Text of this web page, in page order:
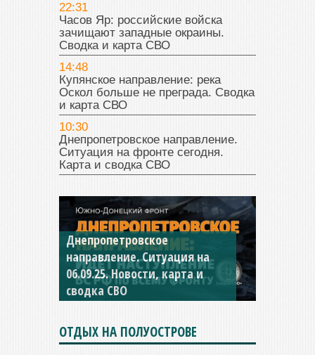
22:31
Часов Яр: российские войска
зачищают западные окраины.
Сводка и карта СВО
14:48
Купянское направление: река
Оскол больше не преграда. Сводка
и карта СВО
10:30
Днепропетровское направление.
Ситуация на фронте сегодня.
Карта и сводка СВО
Днепропетровское
направление. Ситуация на
06.09.25. Новости, карта и
сводка СВО
Константиновское
направление. Ситуация на
04.09.25 Новости, карта и
сводка СВО
ОТДЫХ НА ПОЛУОСТРОВЕ